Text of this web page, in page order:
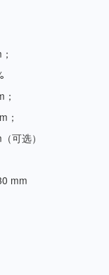
；
可选）
mm